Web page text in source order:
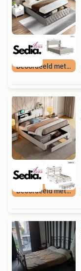
Beoordeeld met 9+
Beoordeeld met 9+